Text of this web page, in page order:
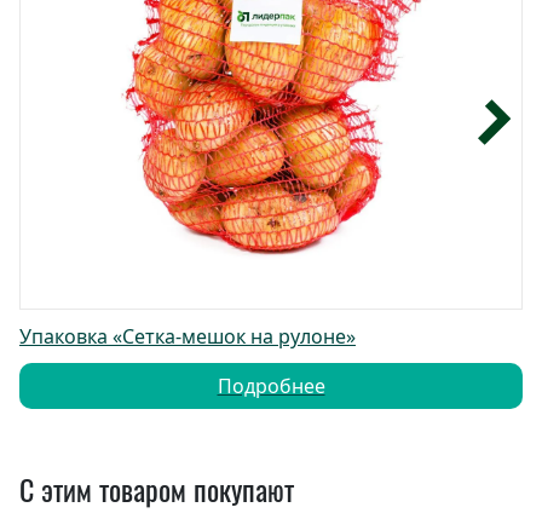
Упаковка «Сетка-мешок на рулоне»
Подробнее
С этим товаром покупают